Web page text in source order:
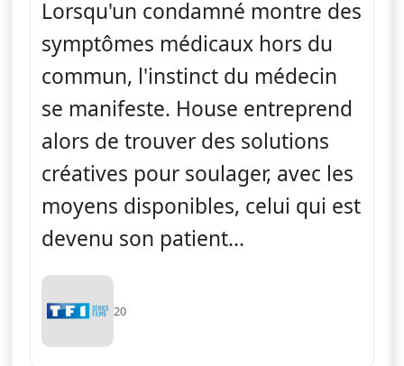
Lorsqu'un condamné montre des
symptômes médicaux hors du
commun, l'instinct du médecin
se manifeste. House entreprend
alors de trouver des solutions
créatives pour soulager, avec les
moyens disponibles, celui qui est
devenu son patient...
20